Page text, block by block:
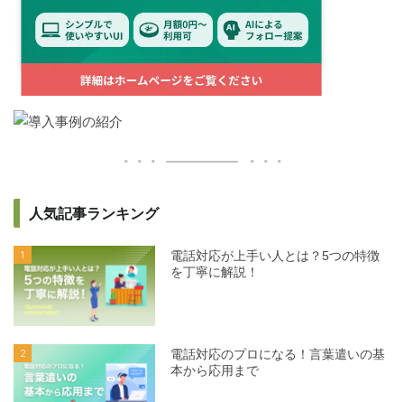
人気記事ランキング
1
電話対応が上手い人とは？5つの特徴
を丁寧に解説！
2
電話対応のプロになる！言葉遣いの基
本から応用まで